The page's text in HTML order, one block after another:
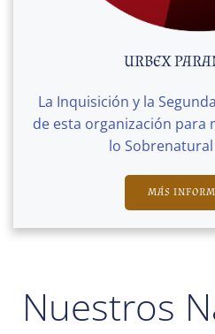
URBEX
La Inquisición y la
de esta organización
lo
MÁS
Nuestros